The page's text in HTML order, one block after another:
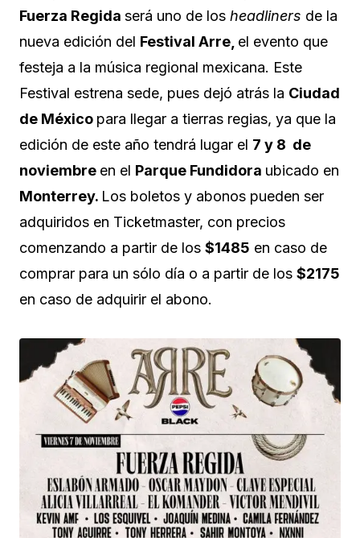
Fuerza Regida será uno de los headliners de la
nueva edición del Festival Arre, el evento que
festeja a la música regional mexicana. Este
Festival estrena sede, pues dejó atrás la Ciudad
de México para llegar a tierras regias, ya que la
edición de este año tendrá lugar el 7 y 8 de
noviembre en el Parque Fundidora ubicado en
Monterrey. Los boletos y abonos pueden ser
adquiridos en Ticketmaster, con precios
comenzando a partir de los $1485 en caso de
comprar para un sólo día o a partir de los $2175
en caso de adquirir el abono.